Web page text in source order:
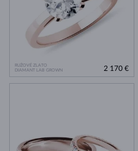
RUŽOVÉ ZLATO
DIAMANT LAB GROWN
2 170 €